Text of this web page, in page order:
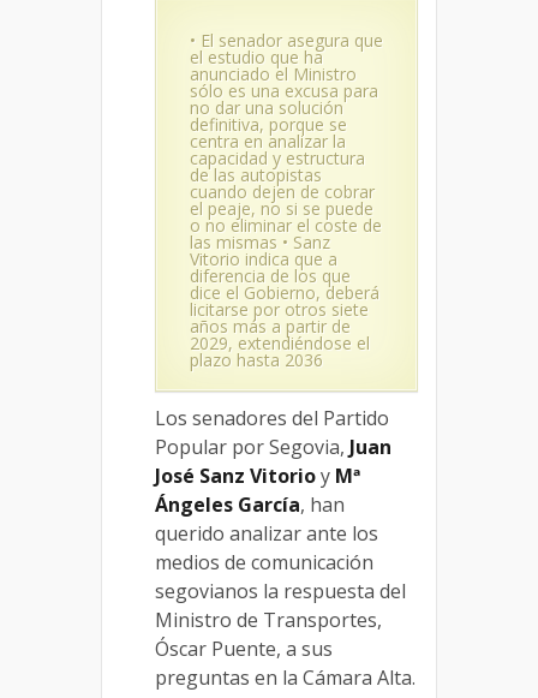
• El senador asegura que
el estudio que ha
anunciado el Ministro
sólo es una excusa para
no dar una solución
definitiva, porque se
centra en analizar la
capacidad y estructura
de las autopistas
cuando dejen de cobrar
el peaje, no si se puede
o no eliminar el coste de
las mismas • Sanz
Vitorio indica que a
diferencia de los que
dice el Gobierno, deberá
licitarse por otros siete
años más a partir de
2029, extendiéndose el
plazo hasta 2036
Los senadores del Partido
Popular por Segovia, Juan
José Sanz Vitorioy Mª
Ángeles García, han
querido analizar ante los
medios de comunicación
segovianos la respuesta del
Ministro de Transportes,
Óscar Puente, a sus
preguntas en la Cámara Alta.